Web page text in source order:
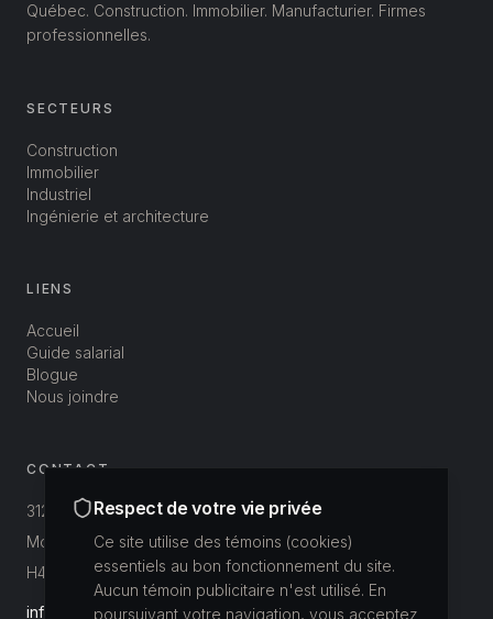
Québec. Construction. Immobilier. Manufacturier. Firmes
professionnelles.
SECTEURS
Construction
Immobilier
Industriel
Ingénierie et architecture
LIENS
Accueil
Guide salarial
Blogue
Nous joindre
CONTACT
312-3800 St-Patrick
Montréal, Québec, Canada
H4E 1A4
info@buildup.ca
Respect de votre vie privée
Ce site utilise des témoins (cookies)
essentiels au bon fonctionnement du site.
Aucun témoin publicitaire n'est utilisé. En
poursuivant votre navigation, vous acceptez